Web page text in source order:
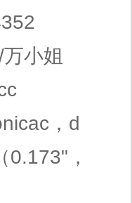
小姐
，d
，